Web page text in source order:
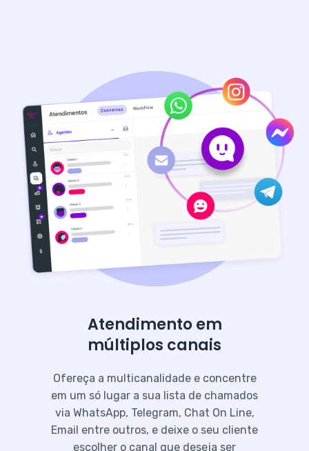
Atendimento em
múltiplos canais
Ofereça a multicanalidade e concentre
em um só lugar a sua lista de chamados
via WhatsApp, Telegram, Chat On Line,
Email entre outros, e deixe o seu cliente
escolher o canal que deseja ser